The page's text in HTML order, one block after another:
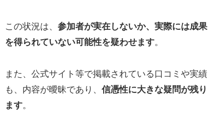
この状況は、 参加者が実在しないか、実際には成果
を得られていない可能性を疑わせます。
また、公式サイト等で掲載されている口コミや実績
も、内容が曖昧であり、 信憑性に大きな疑問が残り
ます。